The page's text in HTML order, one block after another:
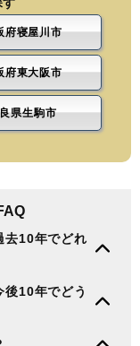
府寝屋川市
府東大阪市
県生駒市
去10年でどれ
10年でどう